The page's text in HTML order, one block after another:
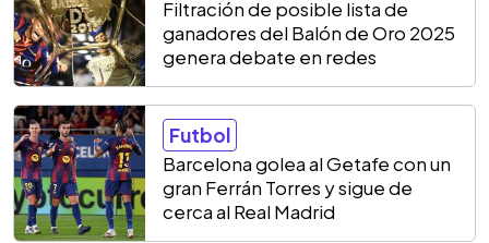
Filtración de posible lista de
ganadores del Balón de Oro 2025
genera debate en redes
Futbol
Barcelona golea al Getafe con un
gran Ferrán Torres y sigue de
cerca al Real Madrid